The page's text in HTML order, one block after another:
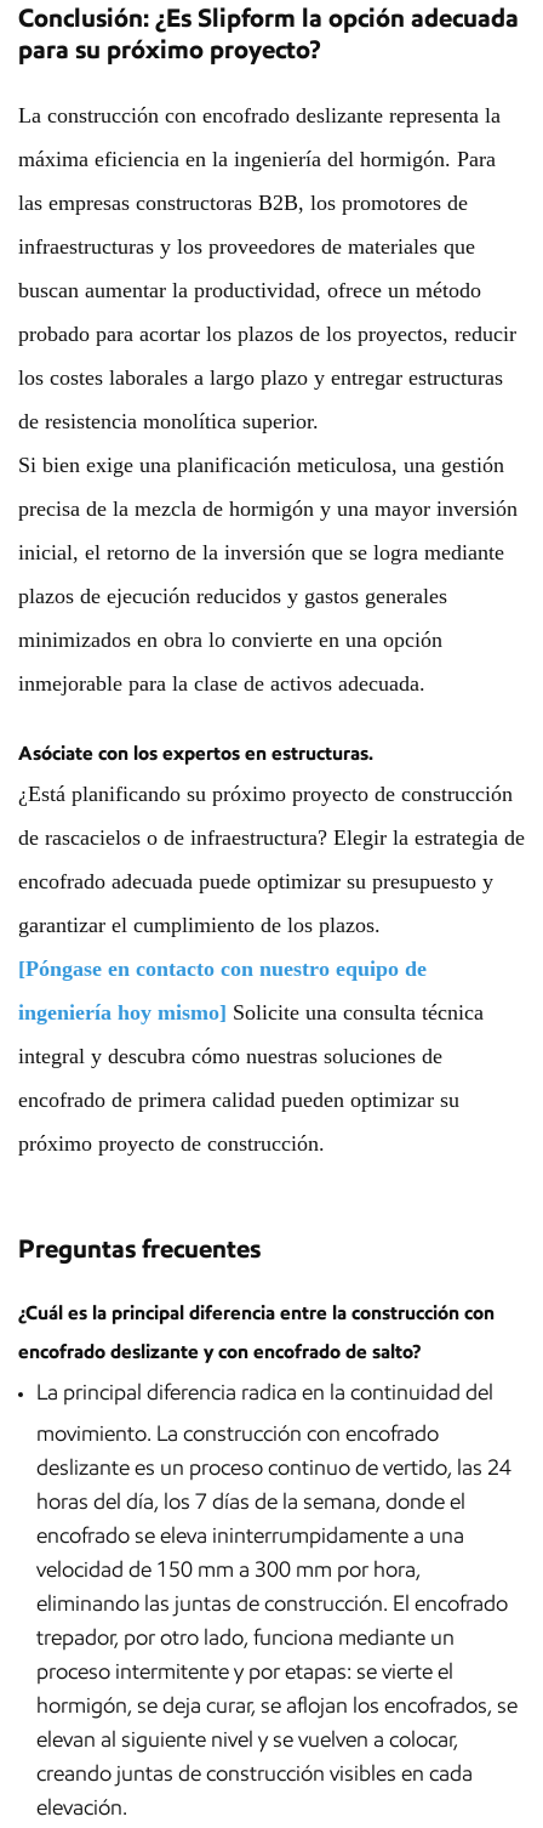
Conclusión: ¿Es Slipform la opción adecuada
para su próximo proyecto?
La construcción con encofrado deslizante representa la
máxima eficiencia en la ingeniería del hormigón. Para
las empresas constructoras B2B, los promotores de
infraestructuras y los proveedores de materiales que
buscan aumentar la productividad, ofrece un método
probado para acortar los plazos de los proyectos, reducir
los costes laborales a largo plazo y entregar estructuras
de resistencia monolítica superior.
Si bien exige una planificación meticulosa, una gestión
precisa de la mezcla de hormigón y una mayor inversión
inicial, el retorno de la inversión que se logra mediante
plazos de ejecución reducidos y gastos generales
minimizados en obra lo convierte en una opción
inmejorable para la clase de activos adecuada.
Asóciate con los expertos en estructuras.
¿Está planificando su próximo proyecto de construcción
de rascacielos o de infraestructura? Elegir la estrategia de
encofrado adecuada puede optimizar su presupuesto y
garantizar el cumplimiento de los plazos.
[Póngase en contacto con nuestro equipo de
ingeniería hoy mismo] Solicite una consulta técnica
integral y descubra cómo nuestras soluciones de
encofrado de primera calidad pueden optimizar su
próximo proyecto de construcción.
Preguntas frecuentes
¿Cuál es la principal diferencia entre la construcción con
encofrado deslizante y con encofrado de salto?
La principal diferencia radica en la continuidad del
movimiento. La construcción con encofrado
deslizante es un proceso continuo de vertido, las 24
horas del día, los 7 días de la semana, donde el
encofrado se eleva ininterrumpidamente a una
velocidad de 150 mm a 300 mm por hora,
eliminando las juntas de construcción. El encofrado
trepador, por otro lado, funciona mediante un
proceso intermitente y por etapas: se vierte el
hormigón, se deja curar, se aflojan los encofrados, se
elevan al siguiente nivel y se vuelven a colocar,
creando juntas de construcción visibles en cada
elevación.